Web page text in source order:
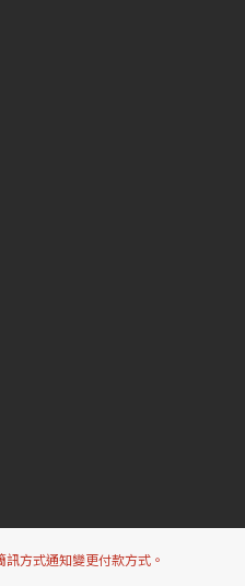
方式通知變更付款方式。